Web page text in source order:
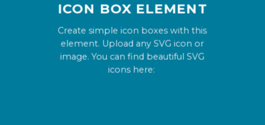
ICON BOX ELEMENT
Create simple icon boxes with this
element. Upload any SVG icon or
image. You can find beautiful SVG
icons here: